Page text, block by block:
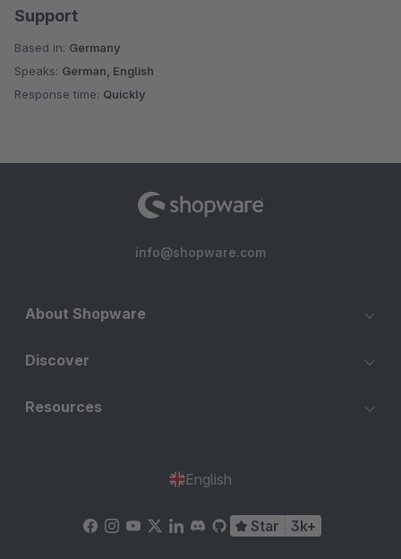
Support
Based in: Germany
Speaks: German, English
Response time: Quickly
info@shopware.com
About Shopware
Discover
Resources
English
Star 3k+